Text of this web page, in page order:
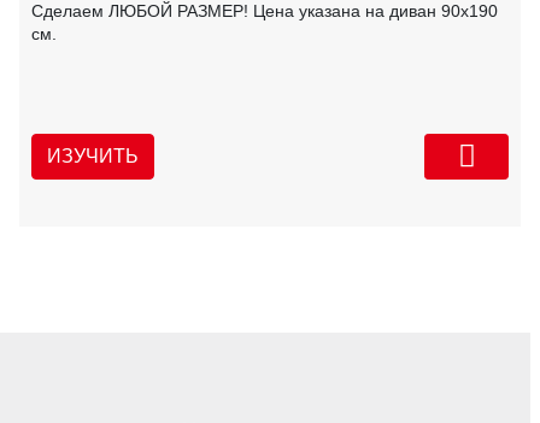
Сделаем ЛЮБОЙ РАЗМЕР! Цена указана на диван 90х190
см.
ИЗУЧИТЬ